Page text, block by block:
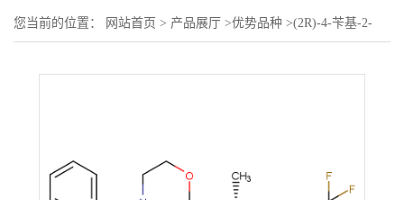
您当前的位置： 网站首页 > 产品展厅 >优势品种 >(2R)-4-苄基-2-